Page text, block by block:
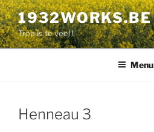
Aller
au
contenu
principal
1932WORKS.BE
Trop is te veel !
Menu
Henneau 3